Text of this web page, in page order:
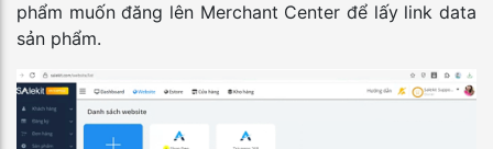
phẩm muốn đăng lên Merchant Center để lấy link data
sản phẩm.